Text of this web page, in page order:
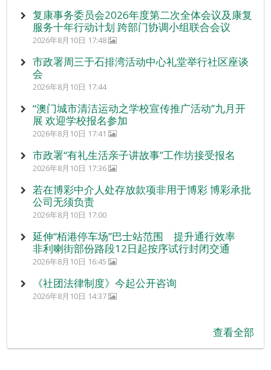
复康事务委员会2026年度第二次全体会议及康复
服务十年行动计划 跨部门协调小组联合会议
2026年8月10日 17:48
市政署周三于石排湾活动中心礼堂举行社区座谈
会
2026年8月10日 17:44
“澳门城市清洁运动之学校宣传推广活动”九月开
展 欢迎学校报名参加
2026年8月10日 17:41
市政署“有礼生活亲子讲故事”工作坊接受报名
2026年8月10日 17:36
若在博彩中介人处存放款项非用于博彩 博彩承批
公司无须负责
2026年8月10日 17:00
延伸“栢港停车场”巴士站范围 提升通行效率
非利喇街部份路段12日起按序试行封闭交通
2026年8月10日 16:45
《社团法律制度》今起公开咨询
2026年8月10日 14:37
查看全部